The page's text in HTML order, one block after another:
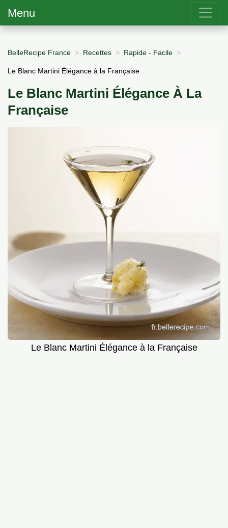
Menu
BelleRecipe France Recettes Rapide - Facile
Le Blanc Martini Élégance à la Française
Le Blanc Martini Élégance À La
Française
Le Blanc Martini Élégance à la Française